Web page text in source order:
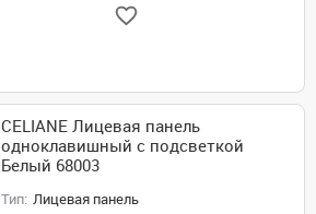
CELIANE Лицевая панель
одноклавишный с подсветкой
Белый 68003
Тип: Лицевая панель